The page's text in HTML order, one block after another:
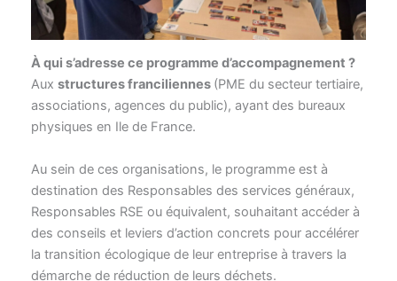
À qui s’adresse ce programme d’accompagnement ?
Aux structures franciliennes (PME du secteur tertiaire,
associations, agences du public), ayant des bureaux
physiques en Ile de France.
Au sein de ces organisations, le programme est à
destination des Responsables des services généraux,
Responsables RSE ou équivalent, souhaitant accéder à
des conseils et leviers d’action concrets pour accélérer
la transition écologique de leur entreprise à travers la
démarche de réduction de leurs déchets.